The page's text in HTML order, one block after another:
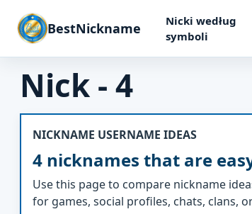
BestNickname
Nicki według
symboli
Nick - 4
NICKNAME USERNAME IDEAS
4 nicknames that are
Use this page to compare nickname
for games, social profiles, chats, clans,